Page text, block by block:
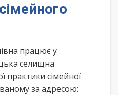
працює у
селищна
практики сімейної
за адресою: